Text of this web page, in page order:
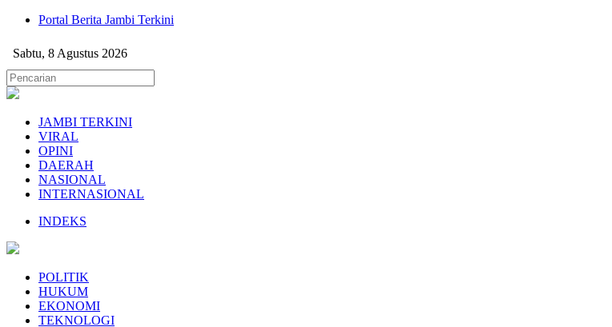
Portal Berita Jambi Terkini
Sabtu, 8 Agustus 2026
JAMBI TERKINI
VIRAL
OPINI
DAERAH
NASIONAL
INTERNASIONAL
INDEKS
POLITIK
HUKUM
EKONOMI
TEKNOLOGI